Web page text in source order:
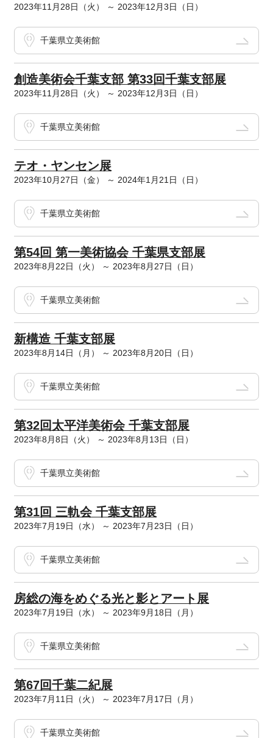
2023年11月28日（火） ～ 2023年12月3日（日）
千葉県立美術館
創造美術会千葉支部 第33回千葉支部展
2023年11月28日（火） ～ 2023年12月3日（日）
千葉県立美術館
テオ・ヤンセン展
2023年10月27日（金） ～ 2024年1月21日（日）
千葉県立美術館
第54回 第一美術協会 千葉県支部展
2023年8月22日（火） ～ 2023年8月27日（日）
千葉県立美術館
新構造 千葉支部展
2023年8月14日（月） ～ 2023年8月20日（日）
千葉県立美術館
第32回太平洋美術会 千葉支部展
2023年8月8日（火） ～ 2023年8月13日（日）
千葉県立美術館
第31回 三軌会 千葉支部展
2023年7月19日（水） ～ 2023年7月23日（日）
千葉県立美術館
房総の海をめぐる光と影とアート展
2023年7月19日（水） ～ 2023年9月18日（月）
千葉県立美術館
第67回千葉二紀展
2023年7月11日（火） ～ 2023年7月17日（月）
千葉県立美術館